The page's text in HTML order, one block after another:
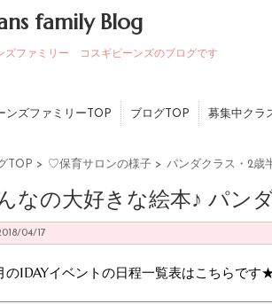
family Blog
ズファミリー コスギビーンズのブログです
ンズファミリーTOP ブログTOP 募集中クラ
TOP > ♡保育サロンの様子 > パンダクラス・2歳
なの大好きな絵本♪ パン
04/17
1DAYイベントの日程一覧表はこちらです